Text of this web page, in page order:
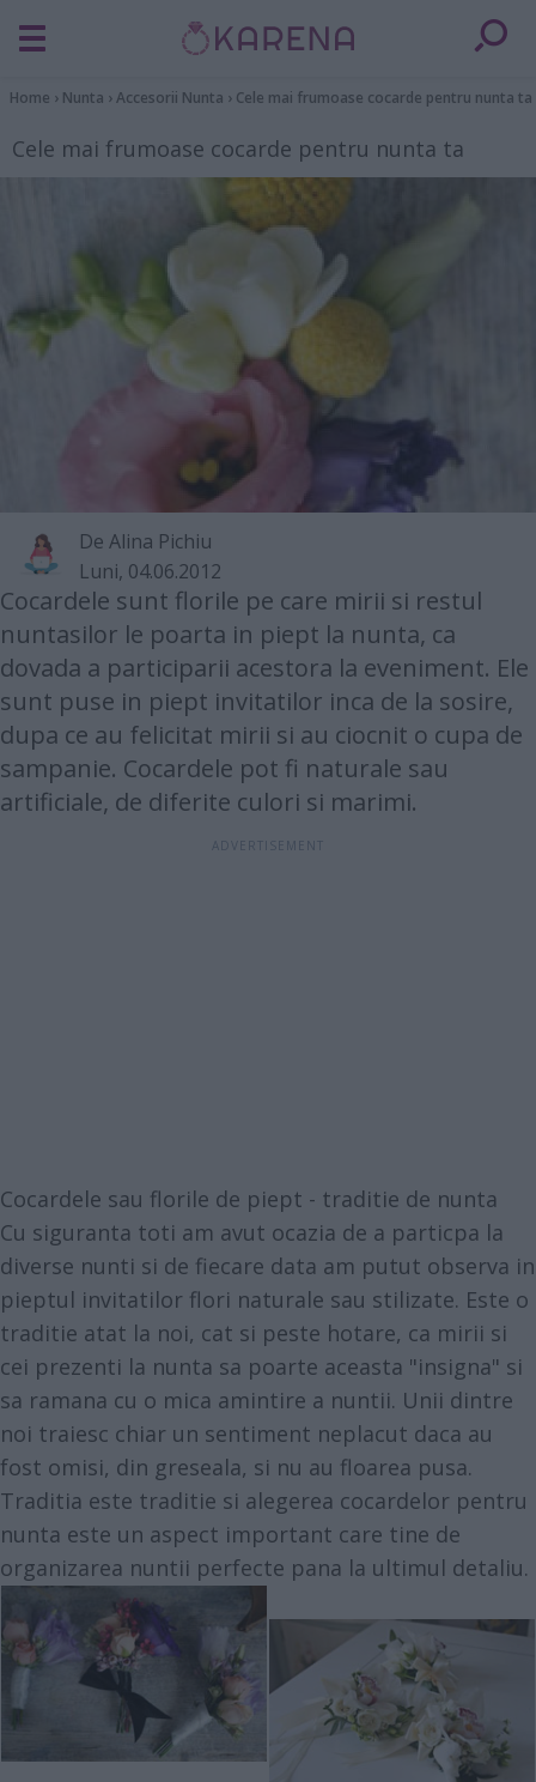
Home › Nunta ›Accesorii Nunta › Cele mai frumoase cocarde pentru nunta ta
Cele mai frumoase cocarde pentru nunta ta
De Alina Pichiu
Luni, 04.06.2012
Cocardele sunt florile pe care mirii si restul
nuntasilor le poarta in piept la nunta, ca
dovada a participarii acestora la eveniment. Ele
sunt puse in piept invitatilor inca de la sosire,
dupa ce au felicitat mirii si au ciocnit o cupa de
sampanie. Cocardele pot fi naturale sau
artificiale, de diferite culori si marimi.
Cocardele sau florile de piept - traditie de nunta
Cu siguranta toti am avut ocazia de a particpa la
diverse nunti si de fiecare data am putut observa in
pieptul invitatilor flori naturale sau stilizate. Este o
traditie atat la noi, cat si peste hotare, ca mirii si
cei prezenti la nunta sa poarte aceasta "insigna" si
sa ramana cu o mica amintire a nuntii. Unii dintre
noi traiesc chiar un sentiment neplacut daca au
fost omisi, din greseala, si nu au floarea pusa.
Traditia este traditie si alegerea cocardelor pentru
nunta este un aspect important care tine de
organizarea nuntii perfecte pana la ultimul detaliu.